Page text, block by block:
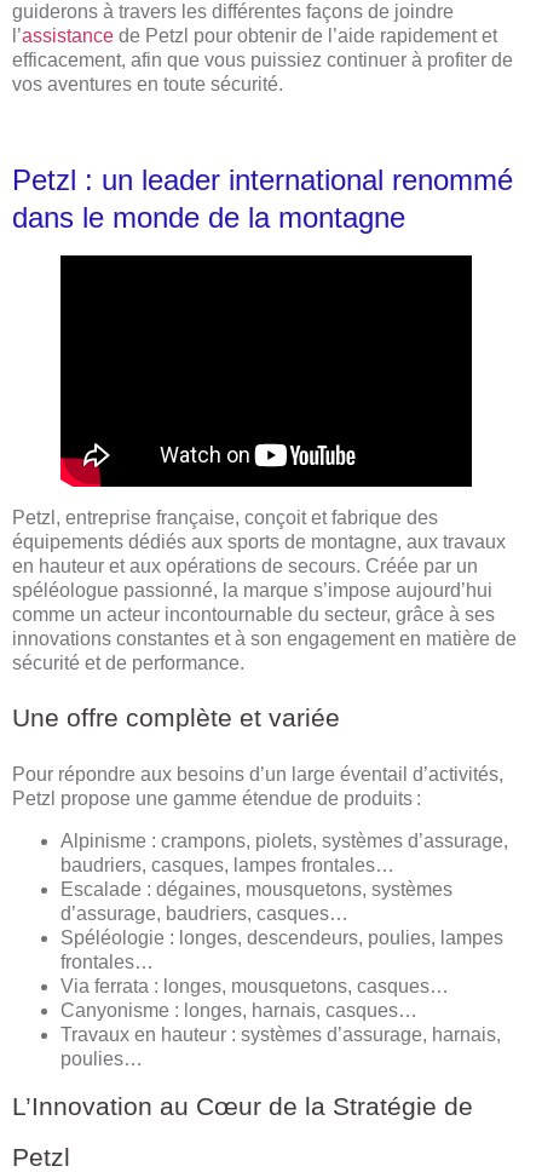
guiderons à travers les différentes façons de joindre
l’assistance de Petzl pour obtenir de l’aide rapidement et
efficacement, afin que vous puissiez continuer à profiter de
vos aventures en toute sécurité.
Petzl : un leader international renommé
dans le monde de la montagne
Petzl, entreprise française, conçoit et fabrique des
équipements dédiés aux sports de montagne, aux travaux
en hauteur et aux opérations de secours. Créée par un
spéléologue passionné, la marque s’impose aujourd’hui
comme un acteur incontournable du secteur, grâce à ses
innovations constantes et à son engagement en matière de
sécurité et de performance.
Une offre complète et variée
Pour répondre aux besoins d’un large éventail d’activités,
Petzl propose une gamme étendue de produits :
Alpinisme : crampons, piolets, systèmes d’assurage,
baudriers, casques, lampes frontales…
Escalade : dégaines, mousquetons, systèmes
d’assurage, baudriers, casques…
Spéléologie : longes, descendeurs, poulies, lampes
frontales…
Via ferrata : longes, mousquetons, casques…
Canyonisme : longes, harnais, casques…
Travaux en hauteur : systèmes d’assurage, harnais,
poulies…
L’Innovation au Cœur de la Stratégie de
Petzl